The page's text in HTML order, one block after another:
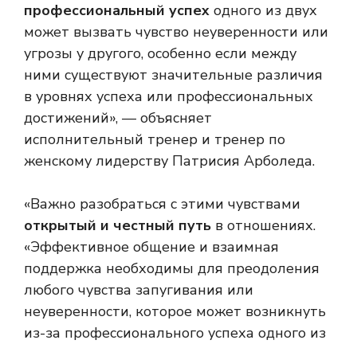
профессиональный успех одного из двух
может вызвать чувство неуверенности или
угрозы у другого, особенно если между
ними существуют значительные различия
в уровнях успеха или профессиональных
достижений», — объясняет
исполнительный тренер и тренер по
женскому лидерству Патрисия Арболеда.
«Важно разобраться с этими чувствами
открытый и честный путь в отношениях.
«Эффективное общение и взаимная
поддержка необходимы для преодоления
любого чувства запугивания или
неуверенности, которое может возникнуть
из-за профессионального успеха одного из